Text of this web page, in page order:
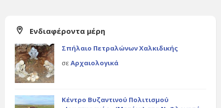
Ενδιαφέροντα μέρη
Σπήλαιο Πετραλώνων Χαλκιδικής
σε Αρχαιολογικά
Κέντρο Βυζαντινού Πολιτισμού